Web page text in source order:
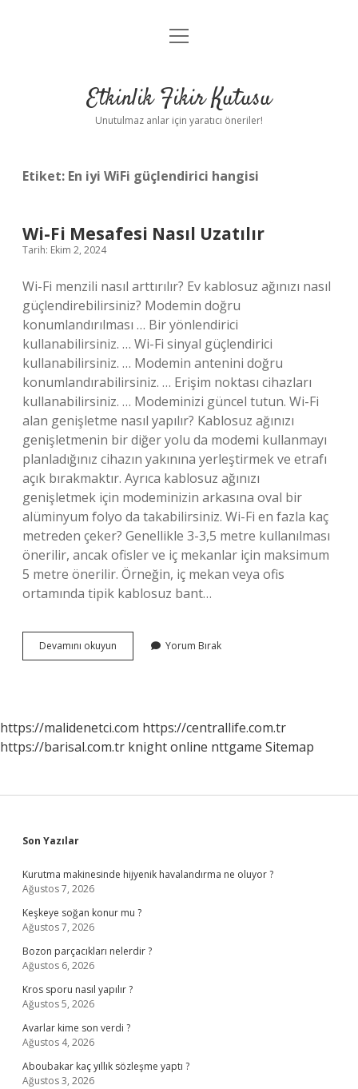
Anasayfa
Yasal Uyarı
menüyü
Etkinlik Fikir Kutusu
Unutulmaz anlar için yaratıcı öneriler!
Etiket: En iyi WiFi güçlendirici hangisi
Wi-Fi Mesafesi Nasıl Uzatılır
Tarih: Ekim 2, 2024
Wi-Fi menzili nasıl arttırılır? Ev kablosuz ağınızı nasıl
güçlendirebilirsiniz? Modemin doğru
konumlandırılması … Bir yönlendirici
kullanabilirsiniz. … Wi-Fi sinyal güçlendirici
kullanabilirsiniz. … Modemin antenini doğru
konumlandırabilirsiniz. … Erişim noktası cihazları
kullanabilirsiniz. … Modeminizi güncel tutun. Wi-Fi
alan genişletme nasıl yapılır? Kablosuz ağınızı
genişletmenin bir diğer yolu da modemi kullanmayı
planladığınız cihazın yakınına yerleştirmek ve etrafı
açık bırakmaktır. Ayrıca kablosuz ağınızı
genişletmek için modeminizin arkasına oval bir
alüminyum folyo da takabilirsiniz. Wi-Fi en fazla kaç
metreden çeker? Genellikle 3-3,5 metre kullanılması
önerilir, ancak ofisler ve iç mekanlar için maksimum
5 metre önerilir. Örneğin, iç mekan veya ofis
ortamında tipik kablosuz bant…
Devamını okuyun
Fi
Yorum Bırak
https://malidenetci.com https://centrallife.com.tr
https://barisal.com.tr knight online nttgame Sitemap
Sidebar
Son Yazılar
Kurutma makinesinde hijyenik havalandırma ne oluyor ?
Ağustos 7, 2026
Keşkeye soğan konur mu ?
Ağustos 7, 2026
Bozon parçacıkları nelerdir ?
Ağustos 6, 2026
Kros sporu nasıl yapılır ?
Ağustos 5, 2026
Avarlar kime son verdi ?
Ağustos 4, 2026
Aboubakar kaç yıllık sözleşme yaptı ?
Ağustos 3, 2026